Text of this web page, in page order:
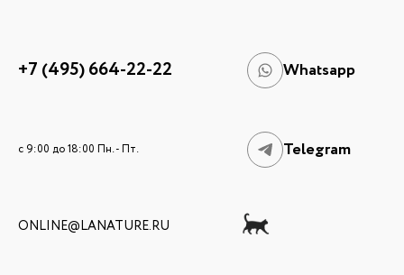
+7 (495) 664-22-22 Whatsapp
c 9:00 до 18:00 Пн. - Пт. Telegram
ONLINE@LANATURE.RU